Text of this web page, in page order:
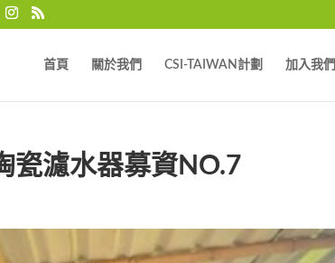
首頁 關於我們 CSI-TAIWAN計劃 加入我們
瓷濾水器募資NO.7